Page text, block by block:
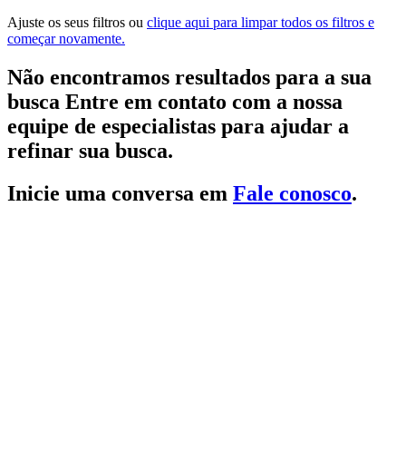
Ajuste os seus filtros ou clique aqui para limpar todos os filtros e
começar novamente.
Não encontramos resultados para a sua
busca Entre em contato com a nossa
equipe de especialistas para ajudar a
refinar sua busca.
Inicie uma conversa em Fale conosco.